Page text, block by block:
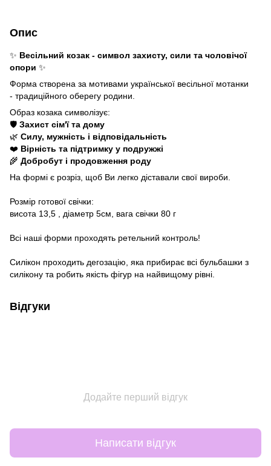
Опис
✨ Весільний козак - символ захисту, сили та чоловічої
опори ✨
Форма створена за мотивами української весільної мотанки
- традиційного оберегу родини.
Образ козака символізує:
🛡 Захист сім'ї та дому
🌿 Силу, мужність і відповідальність
❤️ Вірність та підтримку у подружжі
🌾 Добробут і продовження роду
На формі є розріз, щоб Ви легко діставали свої вироби.
Розмір готової свічки:
висота 13,5 , діаметр 5см, вага свічки 80 г
Всі наші форми проходять ретельний контроль!
Силікон проходить дегозацію, яка прибирає всі бульбашки з
силікону та робить якість фігур на найвищому рівні.
Відгуки
Додайте перший відгук
Написати відгук